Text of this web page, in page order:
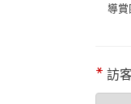
導
訪